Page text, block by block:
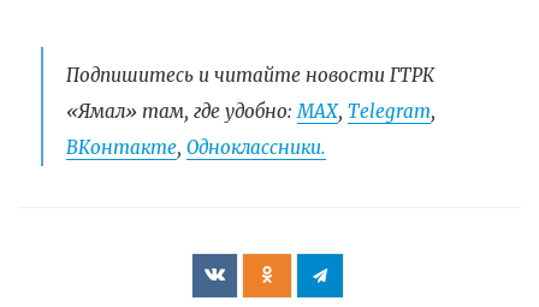
Подпишитесь и читайте новости ГТРК
«Ямал» там, где удобно: МАХ, Telegram,
ВКонтакте, Одноклассники.